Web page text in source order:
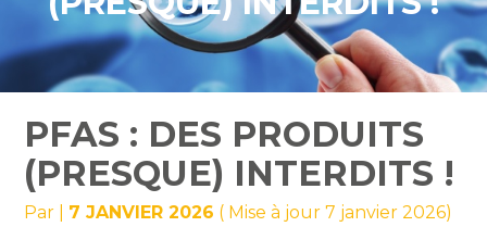
PFAS : DES PRODUITS
(PRESQUE) INTERDITS !
Par 7 JANVIER 2026 ( Mise à jour 7 janvier 2026)